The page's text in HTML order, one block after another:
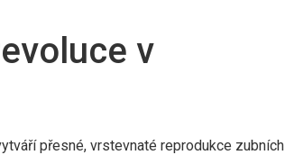
v
přesné, vrstevnaté reprodukce zubních